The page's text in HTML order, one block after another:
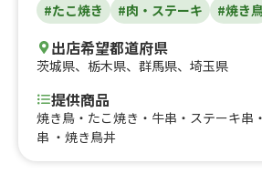
#たこ焼き #肉・ステーキ #焼き
出店希望都道府県
茨城県、 栃木県、 群馬県、 埼玉県
提供商品
焼き鳥・たこ焼き・牛串・ステーキ串
串 ・焼き鳥丼